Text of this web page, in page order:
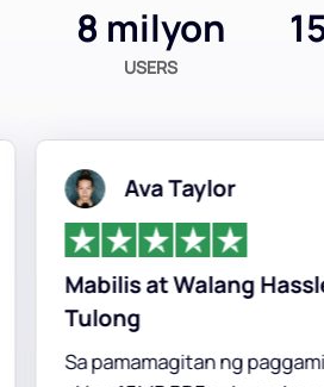
8 milyon
USERS
Ava Taylor
Mabilis at Walang Hassle
Tulong
Sa pamamagitan ng paggamit